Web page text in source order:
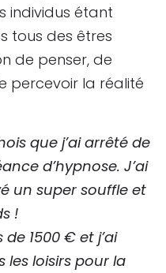
individus étant
tous des êtres
de penser, de
percevoir la réalité
que j’ai arrêté de
d’hypnose. J’ai
un super souffle et
!
1500 € et j’ai
les loisirs pour la